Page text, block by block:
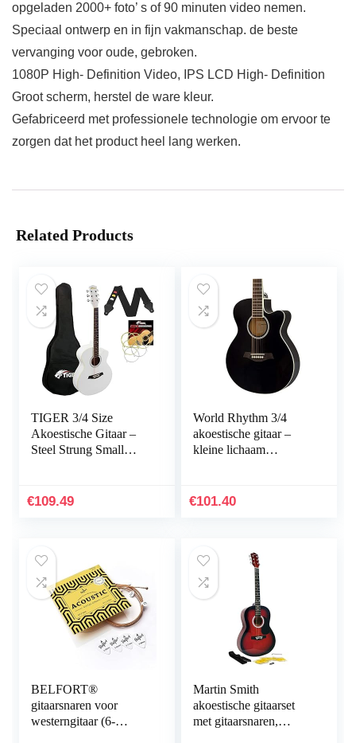
opgeladen 2000+ foto’ s of 90 minuten video nemen.
Speciaal ontwerp en in fijn vakmanschap. de beste
vervanging voor oude, gebroken.
1080P High- Definition Video, IPS LCD High- Definition
Groot scherm, herstel de ware kleur.
Gefabriceerd met professionele technologie om ervoor te
zorgen dat het product heel lang werken.
Related Products
TIGER 3/4 Size
Akoestische Gitaar –
Steel Strung Small
12 + met tas, riem,
€109.49
World Rhythm 3/4
akoestische gitaar –
kleine lichaam
€101.40
BELFORT®
gitaarsnaren voor
westerngitaar (6-
Martin Smith
akoestische gitaarset
met gitaarsnaren,